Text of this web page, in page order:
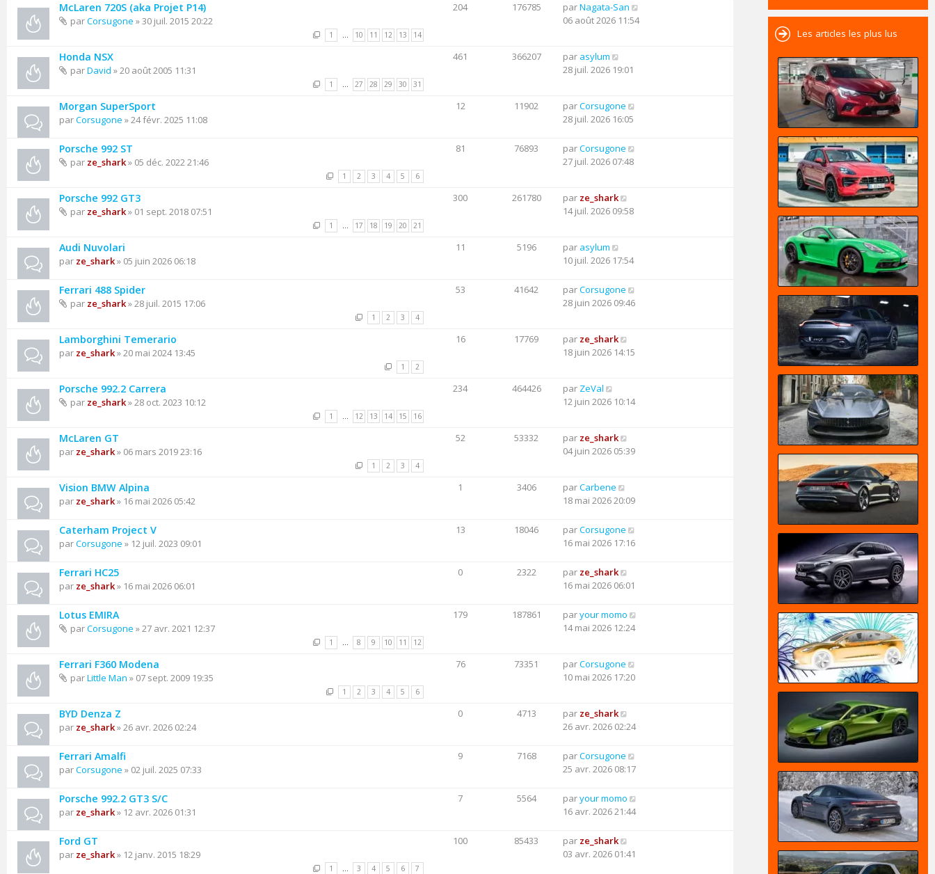
McLaren 720S (aka Projet P14)
parCorsugone » 30 juil. 2015 20:22
1 … 10 11 12 13 14
204 176785 parNagata-San
06 août 2026 11:54
Honda NSX
parDavid » 20 août 2005 11:31
1 … 27 28 29 30 31
461 366207 par asylum
28 juil. 2026 19:01
Morgan SuperSport
parCorsugone » 24 févr. 2025 11:08
12 11902 parCorsugone
28 juil. 2026 16:05
Porsche 992 ST
par ze_shark» 05 déc. 2022 21:46
1 2 3 4 5 6
81 76893 parCorsugone
27 juil. 2026 07:48
Porsche 992 GT3
par ze_shark» 01 sept. 2018 07:51
1 … 17 18 19 20 21
300 261780 par ze_shark
14 juil. 2026 09:58
Audi Nuvolari
par ze_shark» 05 juin 2026 06:18
11 5196 par asylum
10 juil. 2026 17:54
Ferrari 488 Spider
par ze_shark» 28 juil. 2015 17:06
1 2 3 4
53 41642 parCorsugone
28 juin 2026 09:46
Lamborghini Temerario
par ze_shark» 20 mai 2024 13:45
1 2
16 17769 par ze_shark
18 juin 2026 14:15
Porsche 992.2 Carrera
par ze_shark» 28 oct. 2023 10:12
1 … 12 13 14 15 16
234 464426 par ZeVal
12 juin 2026 10:14
McLaren GT
par ze_shark» 06 mars 2019 23:16
1 2 3 4
52 53332 par ze_shark
04 juin 2026 05:39
Vision BMW Alpina
par ze_shark» 16 mai 2026 05:42
1 3406 parCarbene
18 mai 2026 20:09
Caterham Project V
parCorsugone » 12 juil. 2023 09:01
13 18046 parCorsugone
16 mai 2026 17:16
Ferrari HC25
par ze_shark» 16 mai 2026 06:01
0 2322 par ze_shark
16 mai 2026 06:01
Lotus EMIRA
parCorsugone » 27 avr. 2021 12:37
1 … 8 9 10 11 12
179 187861 paryour momo
14 mai 2026 12:24
Ferrari F360 Modena
parLittle Man » 07 sept. 2009 19:35
1 2 3 4 5 6
76 73351 parCorsugone
10 mai 2026 17:20
BYD Denza Z
par ze_shark» 26 avr. 2026 02:24
0 4713 par ze_shark
26 avr. 2026 02:24
Ferrari Amalfi
parCorsugone » 02 juil. 2025 07:33
9 7168 parCorsugone
25 avr. 2026 08:17
Porsche 992.2 GT3 S/C
par ze_shark» 12 avr. 2026 01:31
7 5564 paryour momo
16 avr. 2026 21:44
Ford GT
par ze_shark» 12 janv. 2015 18:29
1 … 3 4 5 6 7
100 85433 par ze_shark
03 avr. 2026 01:41
Les articles les plus lus